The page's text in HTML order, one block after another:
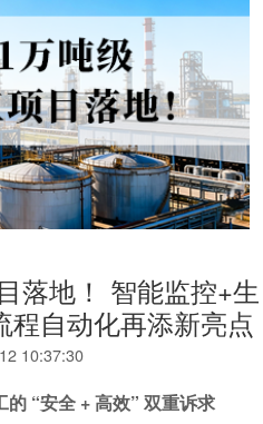
落地！ 智能监控+生
程自动化再添新亮点
10:37:30
的 “安全 +高效” 双重诉求